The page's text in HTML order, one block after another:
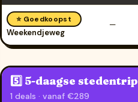
⭐ Goedkoopst
Weekendjeweg
—
5️⃣ 5-daagse stedentrip
1 deals · vanaf €289